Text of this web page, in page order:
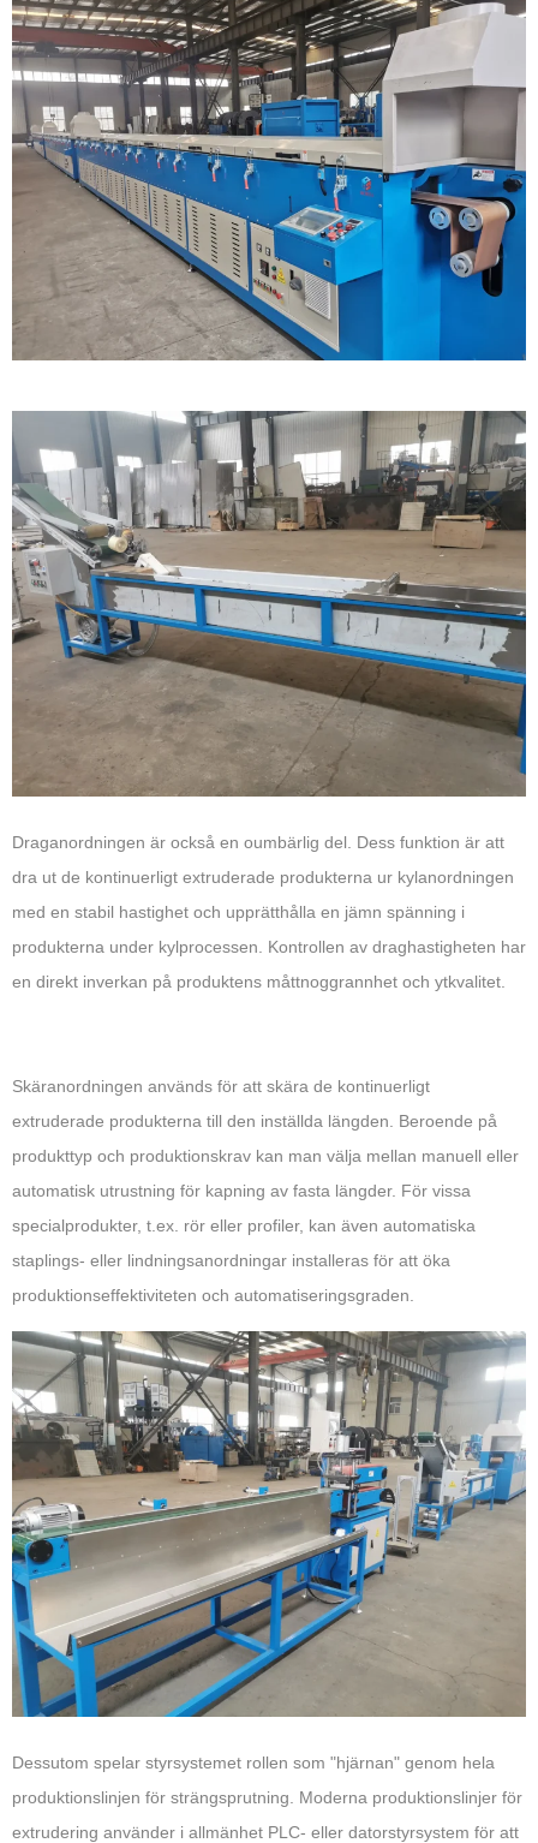
Draganordningen är också en oumbärlig del. Dess funktion är att
dra ut de kontinuerligt extruderade produkterna ur kylanordningen
med en stabil hastighet och upprätthålla en jämn spänning i
produkterna under kylprocessen. Kontrollen av draghastigheten har
en direkt inverkan på produktens måttnoggrannhet och ytkvalitet.
Skäranordningen används för att skära de kontinuerligt
extruderade produkterna till den inställda längden. Beroende på
produkttyp och produktionskrav kan man välja mellan manuell eller
automatisk utrustning för kapning av fasta längder. För vissa
specialprodukter, t.ex. rör eller profiler, kan även automatiska
staplings- eller lindningsanordningar installeras för att öka
produktionseffektiviteten och automatiseringsgraden.
Dessutom spelar styrsystemet rollen som "hjärnan" genom hela
produktionslinjen för strängsprutning. Moderna produktionslinjer för
extrudering använder i allmänhet PLC- eller datorstyrsystem för att